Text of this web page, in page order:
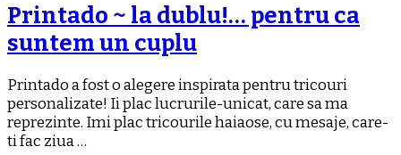
Printado ~ la dublu!… pentru ca
suntem un cuplu
Printado a fost o alegere inspirata pentru tricouri
personalizate! Ii plac lucrurile-unicat, care sa ma
reprezinte. Imi plac tricourile haiaose, cu mesaje, care-
ti fac ziua …